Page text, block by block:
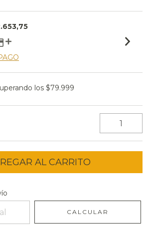
los$79.999
CALCULAR